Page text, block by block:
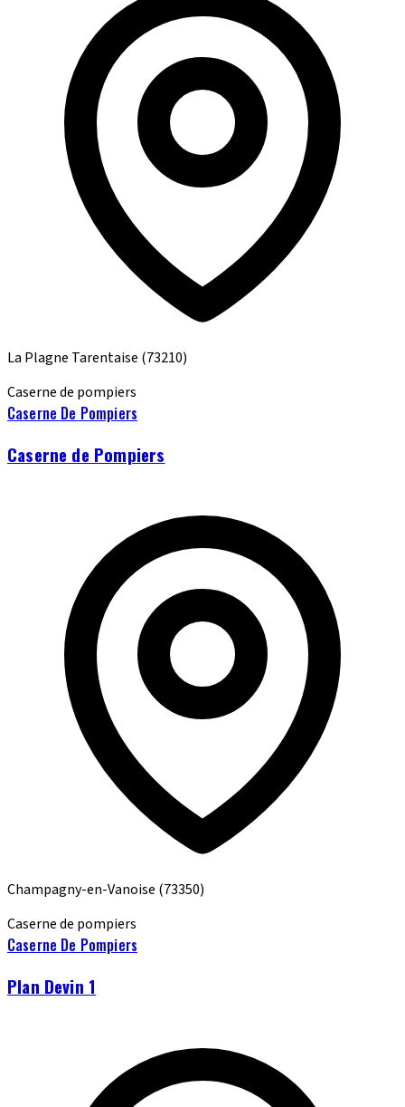
La Plagne Tarentaise (73210)
Caserne de pompiers
Caserne De Pompiers
Caserne de Pompiers
Champagny-en-Vanoise (73350)
Caserne de pompiers
Caserne De Pompiers
Plan Devin 1